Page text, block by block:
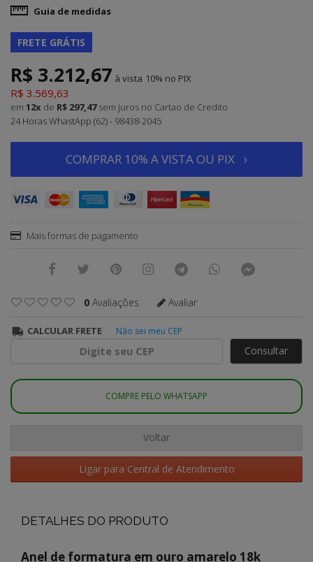
Guia de medidas
FRETE GRÁTIS
R$ 3.212,67 à vista 10%
R$ 3.569,63
em 12x de R$ 297,47 sem juros no Cartao de Credito
24 Horas WhastApp (62) - 98438-2045
COMPRAR 10% A VISTA OU PIX
Mais formas de pagamento
0 Avaliações Avaliar
CALCULAR FRETE Não sei meu CEP
Consultar
COMPRE PELO WHATSAPP
Voltar
Ligar para Central de Atendimento
DETALHES DO PRODUTO
Anel de formatura em ouro amarelo 18k